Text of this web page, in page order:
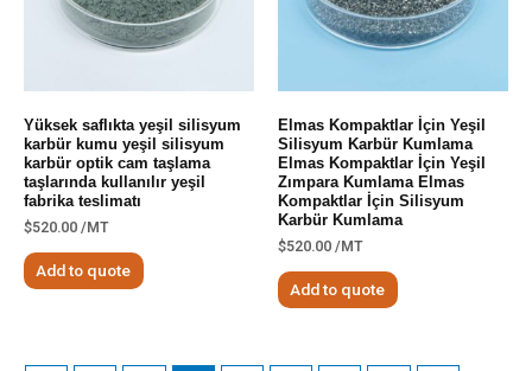
Yüksek saflıkta yeşil silisyum
karbür kumu yeşil silisyum
karbür optik cam taşlama
taşlarında kullanılır yeşil
fabrika teslimatı
$520.00 /MT
Add to quote
Elmas Kompaktlar İçin Yeşil
Silisyum Karbür Kumlama
Elmas Kompaktlar İçin Yeşil
Zımpara Kumlama Elmas
Kompaktlar İçin Silisyum
Karbür Kumlama
$520.00 /MT
Add to quote